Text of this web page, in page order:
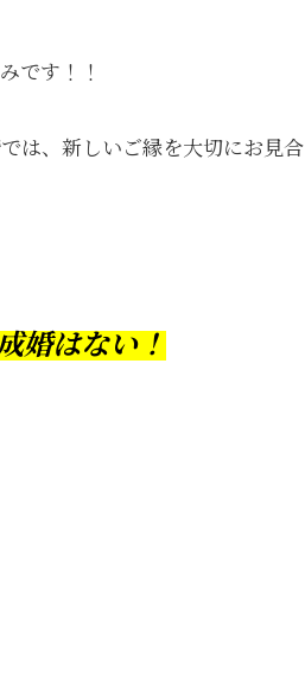
です！！
は、新しいご縁を大切にお見合
婚はない！